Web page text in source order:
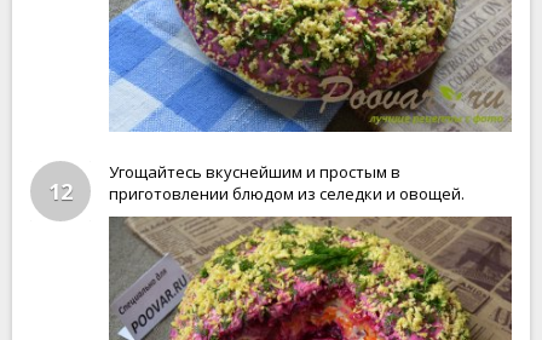
12
Угощайтесь вкуснейшим и простым в
приготовлении блюдом из селедки и овощей.